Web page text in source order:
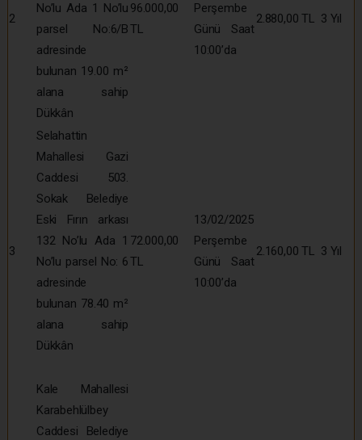
2
No’lu Ada 1 No’lu
parsel No:6/B
adresinde
bulunan 19.00 m²
alana sahip
Dükkân
96.000,00
TL
Perşembe
Günü Saat
10:00’da
2.880,00 TL 3 Yıl
3
Selahattin
Mahallesi Gazi
Caddesi 503.
Sokak Belediye
Eski Fırın arkası
132 No’lu Ada 1
No’lu parsel No: 6
adresinde
bulunan 78.40 m²
alana sahip
Dükkân
72.000,00
TL
13/02/2025
Perşembe
Günü Saat
10:00’da
2.160,00 TL 3 Yıl
Kale Mahallesi
Karabehlülbey
Caddesi Belediye